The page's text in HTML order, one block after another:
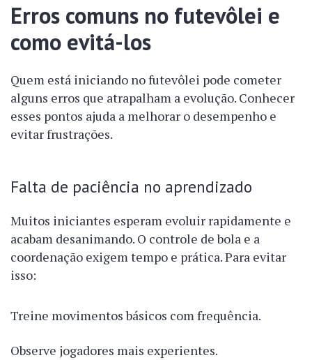
Erros comuns no futevôlei e
como evitá-los
Quem está iniciando no futevôlei pode cometer
alguns erros que atrapalham a evolução. Conhecer
esses pontos ajuda a melhorar o desempenho e
evitar frustrações.
Falta de paciência no aprendizado
Muitos iniciantes esperam evoluir rapidamente e
acabam desanimando. O controle de bola e a
coordenação exigem tempo e prática. Para evitar
isso:
Treine movimentos básicos com frequência.
Observe jogadores mais experientes.